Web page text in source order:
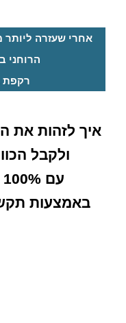
הרוחני
רקפת
איך לזהות את
ולקבל
עם 100% וודאות ושקט פנימי